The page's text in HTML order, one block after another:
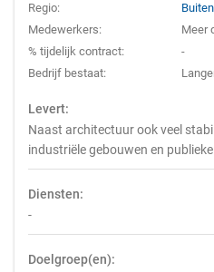
Regio:
Medewerkers:
Meer
% tijdelijk contract:
-
Bedrijf bestaat:
Levert:
Naast architectuur ook veel
industriële gebouwen en
Diensten:
-
Doelgroep(en):